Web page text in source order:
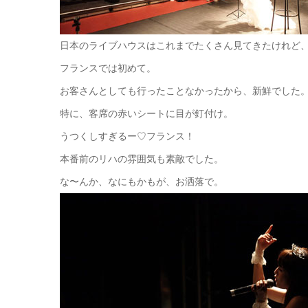
日本のライブハウスはこれまでたくさん見てきたけれど
フランスでは初めて。
お客さんとしても行ったことなかったから、新鮮でした
特に、客席の赤いシートに目が釘付け。
うつくしすぎるー♡フランス！
本番前のリハの雰囲気も素敵でした。
な〜んか、なにもかもが、お洒落で。